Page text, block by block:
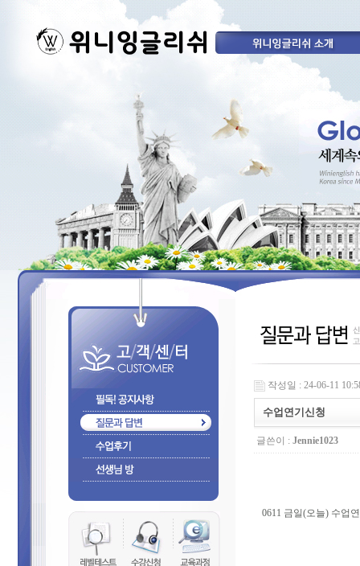
작성일 : 24-06-11
수업연기신청
글쓴이 : Jennie1023
0611 금일(오늘) 수업